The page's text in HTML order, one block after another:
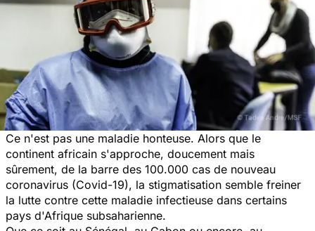
Ce n'est pas une maladie honteuse. Alors que le
continent africain s'approche, doucement mais
sûrement, de la barre des 100.000 cas de nouveau
coronavirus (Covid-19), la stigmatisation semble freiner
la lutte contre cette maladie infectieuse dans certains
pays d'Afrique subsaharienne.